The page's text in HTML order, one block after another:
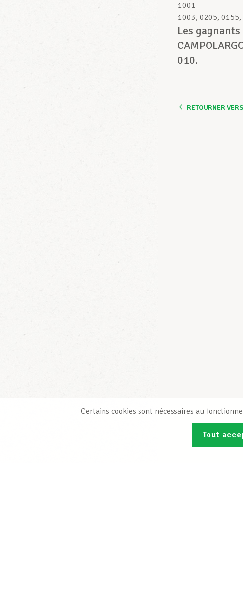
1001
1003, 0205,
Les
010.
RETOURNER
Certains cookies sont nécessaires au
Tout